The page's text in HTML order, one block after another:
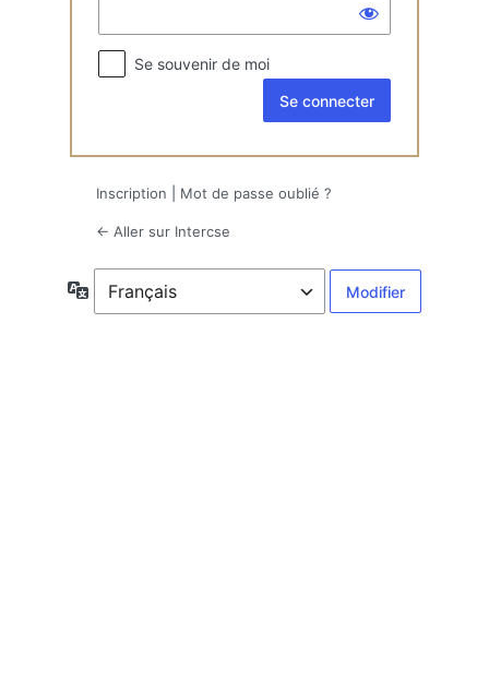
Se souvenir de moi
Inscription Mot de passe oublié ?
← Aller sur Intercse
Langue